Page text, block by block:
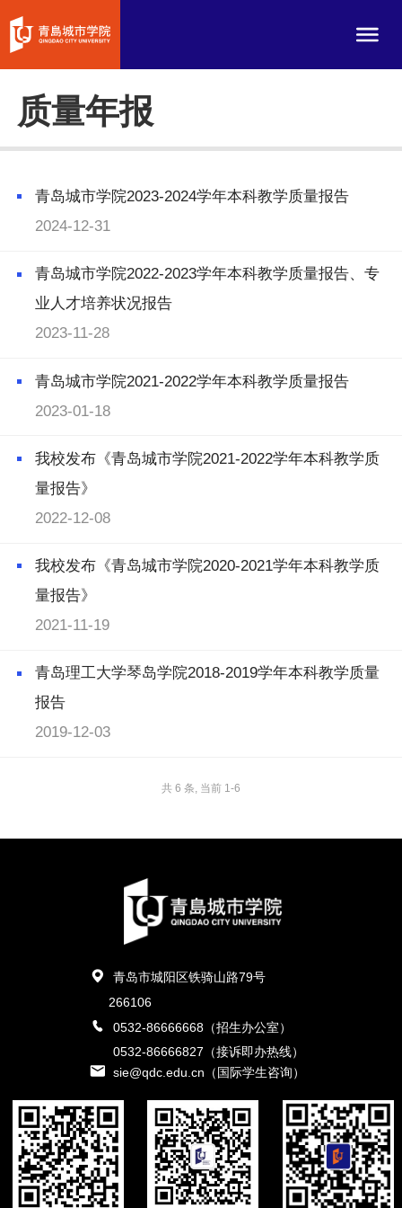
质量年报
青岛城市学院2023-2024学年本科教学质量报告
2024-12-31
青岛城市学院2022-2023学年本科教学质量报告、专
业人才培养状况报告
2023-11-28
青岛城市学院2021-2022学年本科教学质量报告
2023-01-18
我校发布《青岛城市学院2021-2022学年本科教学质
量报告》
2022-12-08
我校发布《青岛城市学院2020-2021学年本科教学质
量报告》
2021-11-19
青岛理工大学琴岛学院2018-2019学年本科教学质量
报告
2019-12-03
共 6 条, 当前 1-6
青岛市城阳区铁骑山路79号
266106
0532-86666668（招生办公室）
0532-86666827（接诉即办热线）
sie@qdc.edu.cn（国际学生咨询）